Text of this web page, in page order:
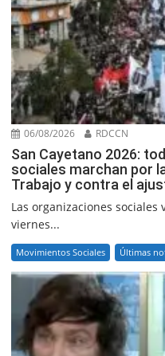
06/08/2026 RDCCN
San Cayetano 2026:
sociales marchan por
Trabajo y contra el
Las organizaciones
viernes...
Movimientos Sociales Últimas